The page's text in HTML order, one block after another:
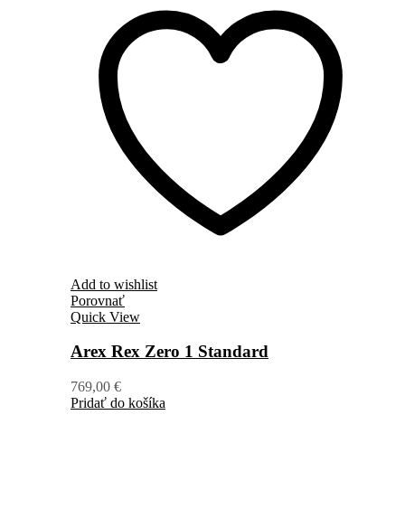
Add to wishlist
Porovnať
Quick View
Arex Rex Zero 1 Standard
769,00 €
Pridať do košíka